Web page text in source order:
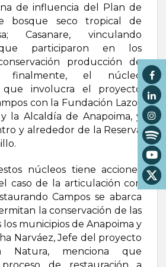
de influencia del Plan de
bosque seco tropical de
Casanare, vinculando
participaron en los
producción de
finalmente, el núcleo
que involucra el proyecto
con la Fundación Lazos
la Alcaldía de Anapoima, y
y alrededor de la Reserva
núcleos tiene acciones
caso de la articulación con
Campos se abarca
la conservación de las
municipios de Anapoima y
Narváez, Jefe del proyecto
Natura, menciona que
proceso de restauración a